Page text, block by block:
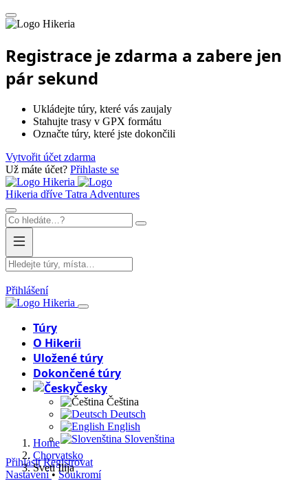
Hikeria
Registrace je zdarma a zabere jen
pár sekund
Ukládejte túry, které vás zaujaly
Stahujte trasy v GPX formátu
Označte túry, které jste dokončili
Vytvořit účet zdarma
Už máte účet? Přihlaste se
Hikeria
Hikeria dříve Tatra Adventures
Přihlášení
Hikeria
Túry
O Hikerii
Uložené túry
Dokončené túry
Česky
Čeština
Deutsch
English
Slovenština
Přihlásit Registrovat
Nastavení• Soukromí
Home
Chorvatsko
Sveti Ilija